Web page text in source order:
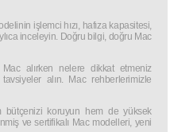
işlemci hızı, hafıza kapasitesi,
inceleyin. Doğru bilgi, doğru Mac
alırken nelere dikkat etmeniz
alın. Mac rehberlerimizle
bütçenizi koruyun hem de yüksek
ve sertifikalı Mac modelleri, yeni